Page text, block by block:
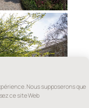
Nous supposerons que
ce site Web